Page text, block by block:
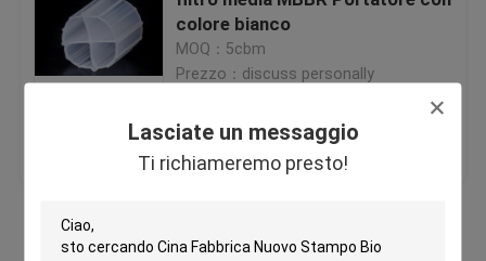
Lasciate un messaggio
Ti richiameremo presto!
Medi filtranti in plastica
Medi filtranti galleggianti
colore bianco
MOQ：5cbm
Prezzo：discuss personally
Miglior prezzo Contattaci
Osservi più